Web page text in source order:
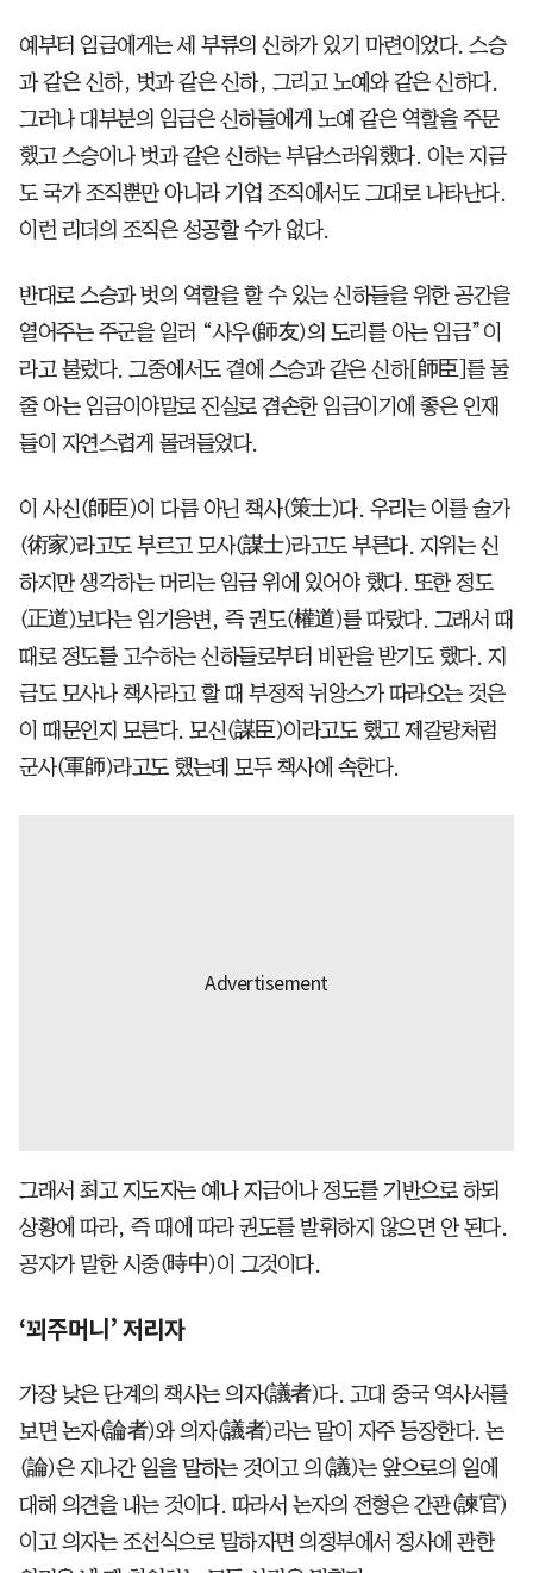
예부터 임금에게는 세 부류의 신하가 있기 마련이었다. 스승
과 같은 신하, 벗과 같은 신하, 그리고 노예와 같은 신하다.
그러나 대부분의 임금은 신하들에게 노예 같은 역할을 주문
했고 스승이나 벗과 같은 신하는 부담스러워했다. 이는 지금
도 국가 조직뿐만 아니라 기업 조직에서도 그대로 나타난다.
이런 리더의 조직은 성공할 수가 없다.
반대로 스승과 벗의 역할을 할 수 있는 신하들을 위한 공간을
열어주는 주군을 일러 “사우(師友)의 도리를 아는 임금”이
라고 불렀다. 그중에서도 곁에 스승과 같은 신하[師臣]를 둘
줄 아는 임금이야말로 진실로 겸손한 임금이기에 좋은 인재
들이 자연스럽게 몰려들었다.
이 사신(師臣)이 다름 아닌 책사(策士)다. 우리는 이를 술가
(術家)라고도 부르고 모사(謀士)라고도 부른다. 지위는 신
하지만 생각하는 머리는 임금 위에 있어야 했다. 또한 정도
(正道)보다는 임기응변, 즉 권도(權道)를 따랐다. 그래서 때
때로 정도를 고수하는 신하들로부터 비판을 받기도 했다. 지
금도 모사나 책사라고 할 때 부정적 뉘앙스가 따라오는 것은
이 때문인지 모른다. 모신(謀臣)이라고도 했고 제갈량처럼
군사(軍師)라고도 했는데 모두 책사에 속한다.
그래서 최고 지도자는 예나 지금이나 정도를 기반으로 하되
상황에 따라, 즉 때에 따라 권도를 발휘하지 않으면 안 된다.
공자가 말한 시중(時中)이 그것이다.
‘꾀주머니’ 저리자
가장 낮은 단계의 책사는 의자(議者)다. 고대 중국 역사서를
보면 논자(論者)와 의자(議者)라는 말이 자주 등장한다. 논
(論)은 지나간 일을 말하는 것이고 의(議)는 앞으로의 일에
대해 의견을 내는 것이다. 따라서 논자의 전형은 간관(諫官)
이고 의자는 조선식으로 말하자면 의정부에서 정사에 관한